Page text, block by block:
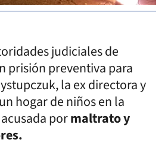
judiciales de
prisión preventiva para
la ex directora y
hogar de niños en la
pormaltrato y